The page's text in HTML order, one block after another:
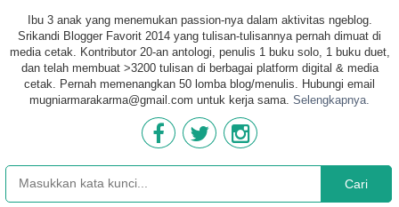
Ibu 3 anak yang menemukan passion-nya dalam aktivitas ngeblog.
Srikandi Blogger Favorit 2014 yang tulisan-tulisannya pernah dimuat di
media cetak. Kontributor 20-an antologi, penulis 1 buku solo, 1 buku duet,
dan telah membuat >3200 tulisan di berbagai platform digital & media
cetak. Pernah memenangkan 50 lomba blog/menulis. Hubungi email
mugniarmarakarma@gmail.com untuk kerja sama. Selengkapnya.
Cari